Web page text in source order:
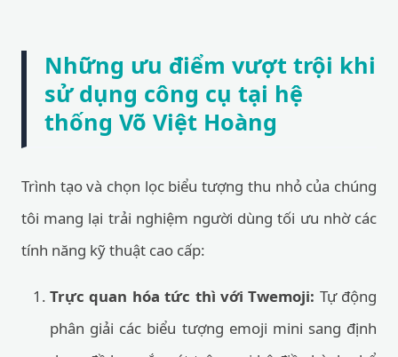
Những ưu điểm vượt trội khi
sử dụng công cụ tại hệ
thống Võ Việt Hoàng
Trình tạo và chọn lọc biểu tượng thu nhỏ của chúng
tôi mang lại trải nghiệm người dùng tối ưu nhờ các
tính năng kỹ thuật cao cấp:
Trực quan hóa tức thì với Twemoji: Tự động
phân giải các biểu tượng emoji mini sang định